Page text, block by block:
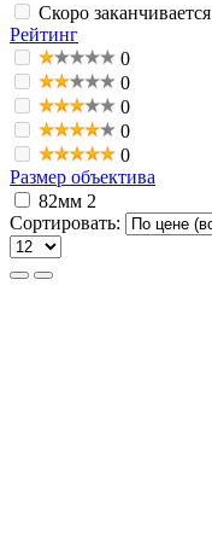
Скоро заканчивается
Рейтинг
0
0
0
0
0
Размер объектива
82мм 2
Сортировать: